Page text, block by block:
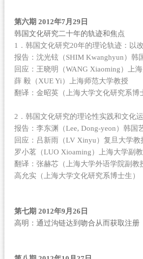
第六期 2012年7月29日
韩国文化研究二十年的轨迹和焦点
1．韩国文化研究20年的理论轨迹：以
报告：沈光铉（SHIM Kwanghyun）韩
回应：王晓明（WANG Xiaoming）上
薛 毅（XUE Yi）上海师范大学教授
翻译：金昭英（上海大学文化研究系博
2．韩国文化研究的理论性实践和文化
报告：李东渊（Lee, Dong-yeon）韩国
回应：吕新雨（LV Xinyu）复旦大学教
罗小茗（LUO Xioaming）上海大学副
翻译：张赫芯（上海大学外语学院副教
高允实（上海大学文化研究系博士生）
第七期 2012年9月26日
高明：通过沟链达到吻合从而获取注册